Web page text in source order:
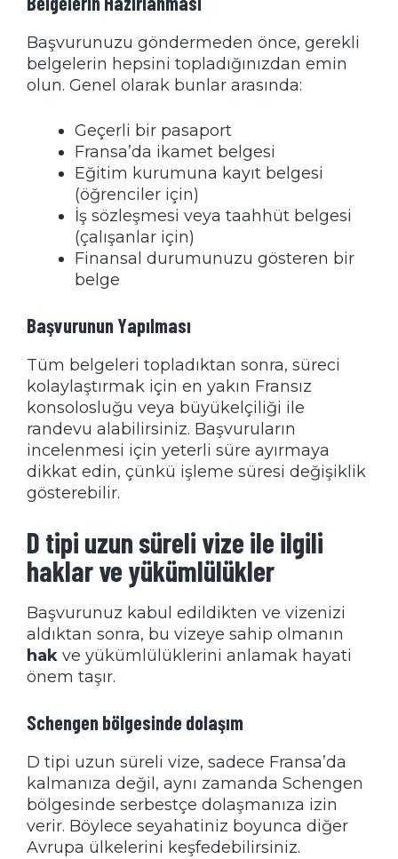
Başvurunuzu göndermeden önce, gerekli
belgelerin hepsini topladığınızdan emin
olun. Genel olarak bunlar arasında:
Geçerli bir pasaport
Fransa’da ikamet belgesi
Eğitim kurumuna kayıt belgesi
(öğrenciler için)
İş sözleşmesi veya taahhüt belgesi
(çalışanlar için)
Finansal durumunuzu gösteren bir
belge
Başvurunun Yapılması
Tüm belgeleri topladıktan sonra, süreci
kolaylaştırmak için en yakın Fransız
konsolosluğu veya büyükelçiliği ile
randevu alabilirsiniz. Başvuruların
incelenmesi için yeterli süre ayırmaya
dikkat edin, çünkü işleme süresi değişiklik
gösterebilir.
D tipi uzun süreli vize ile ilgili
haklar ve yükümlülükler
Başvurunuz kabul edildikten ve vizenizi
aldıktan sonra, bu vizeye sahip olmanın
hak ve yükümlülüklerini anlamak hayati
önem taşır.
Schengen bölgesinde dolaşım
D tipi uzun süreli vize, sadece Fransa’da
kalmanıza değil, aynı zamanda Schengen
bölgesinde serbestçe dolaşmanıza izin
verir. Böylece seyahatiniz boyunca diğer
Avrupa ülkelerini keşfedebilirsiniz.